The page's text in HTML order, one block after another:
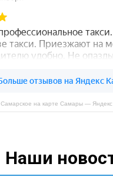
Самарское на карте Самары —
Наши